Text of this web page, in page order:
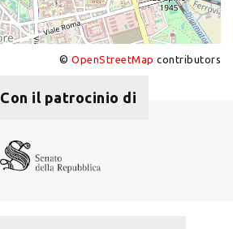
© OpenStreetMap contributors
Con il patrocinio di